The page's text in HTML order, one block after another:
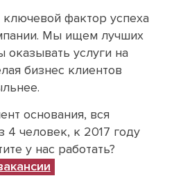
фактор успеха
Мы ищем лучших
оказывать услуги на
бизнес клиентов
основания, вся
4 человек, к 2017 году
у нас работать?